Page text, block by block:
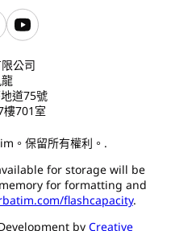
公司
道75號
樓701室
。保留所有權利。.
for storage will be
for formatting and
flashcapacity.
by Creative